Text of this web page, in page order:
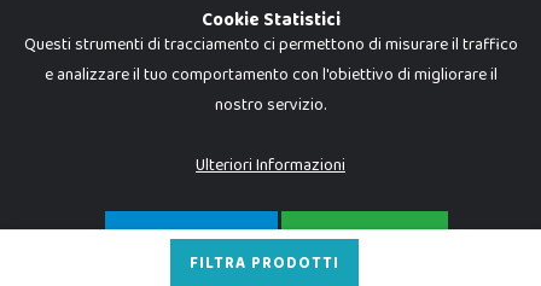
FILTRA PRODOTTI
Dadi e Mattoncini è un brand di Giocabene Srl. Ogni riproduzione o utilizzo non
I prezzi e le promozioni pubblicate potrebbero differire da quanto esposto in
P.IVA 02608090425 - REA AN201199 - C.S. 10.000 i.v.
Cookie Statistici
Questi strumenti di tracciamento ci permettono di misurare il traffico
e analizzare il tuo comportamento con l'obiettivo di migliorare il
nostro servizio.
Ulteriori Informazioni
SOLO NECESSARI ACCETTA TUTTO